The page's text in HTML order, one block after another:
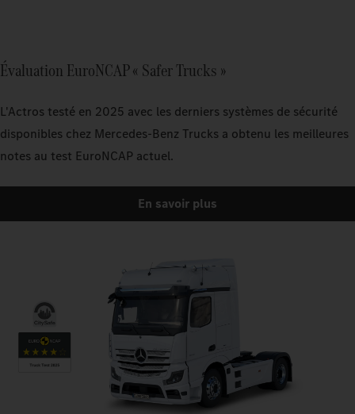
Évaluation EuroNCAP « Safer Trucks »
L'Actros testé en 2025 avec les derniers systèmes de sécurité
disponibles chez Mercedes-Benz Trucks a obtenu les meilleures
notes au test EuroNCAP actuel.
En savoir plus